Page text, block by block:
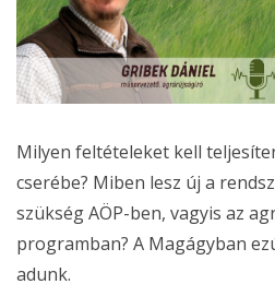
Milyen feltételeket kell
cserébe? Miben lesz új a
szükség AÖP-ben, vagyis az
programban? A Magágyban
adunk.